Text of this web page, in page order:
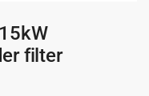
filter